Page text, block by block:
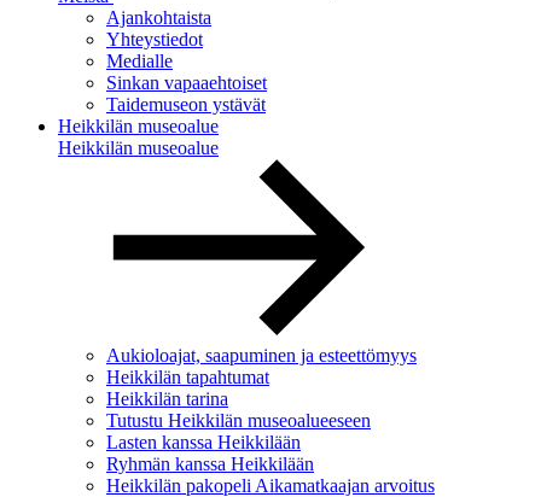
Ajankohtaista
Yhteystiedot
Medialle
Sinkan vapaaehtoiset
Taidemuseon ystävät
Heikkilän museoalue
Heikkilän museoalue
Aukioloajat, saapuminen ja esteettömyys
Heikkilän tapahtumat
Heikkilän tarina
Tutustu Heikkilän museoalueeseen
Lasten kanssa Heikkilään
Ryhmän kanssa Heikkilään
Heikkilän pakopeli Aikamatkaajan arvoitus